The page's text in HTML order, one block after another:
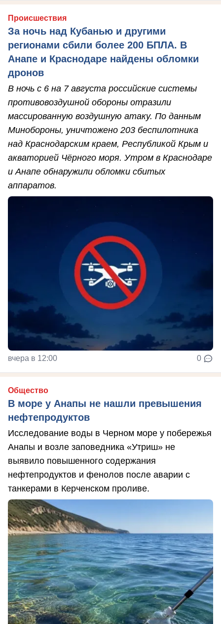
Происшествия
За ночь над Кубанью и другими
регионами сбили более 200 БПЛА. В
Анапе и Краснодаре найдены обломки
дронов
В ночь с 6 на 7 августа российские системы
противовоздушной обороны отразили
массированную воздушную атаку. По данным
Минобороны, уничтожено 203 беспилотника
над Краснодарским краем, Республикой Крым и
акваторией Чёрного моря. Утром в Краснодаре
и Анапе обнаружили обломки сбитых
аппаратов.
вчера в 12:00 0
Общество
В море у Анапы не нашли превышения
нефтепродуктов
Исследование воды в Черном море у побережья
Анапы и возле заповедника «Утриш» не
выявило повышенного содержания
нефтепродуктов и фенолов после аварии с
танкерами в Керченском проливе.